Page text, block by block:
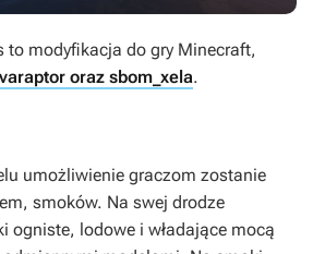
to modyfikacja do gry Minecraft,
oraz sbom_xela.
umożliwienie graczom zostanie
smoków. Na swej drodze
ogniste, lodowe i władające mocą